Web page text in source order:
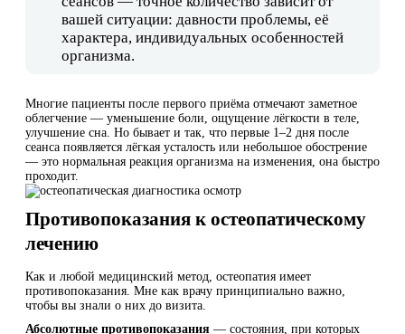
вашей ситуации: давности проблемы, её
характера, индивидуальных особенностей
организма.
Многие пациенты после первого приёма отмечают заметное
облегчение — уменьшение боли, ощущение лёгкости в теле,
улучшение сна. Но бывает и так, что первые 1–2 дня после
сеанса появляется лёгкая усталость или небольшое обострение
— это нормальная реакция организма на изменения, она быстро
проходит.
Противопоказания к остеопатическому
лечению
Как и любой медицинский метод, остеопатия имеет
противопоказания. Мне как врачу принципиально важно,
чтобы вы знали о них до визита.
Абсолютные противопоказания — состояния, при которых